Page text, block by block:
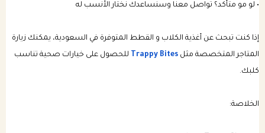
• لو مو متأكد؟ تواصل معنا وسنساعدك نختار الأنسب له
إذا كنت تبحث عن أغذية الكلاب و القطط المتوفرة في السعودية، يمكنك زيارة
المتاجر المتخصصة مثل Trappy Bites
للحصول على خيارات صحية تناسب
كلبك.
الخلاصة: